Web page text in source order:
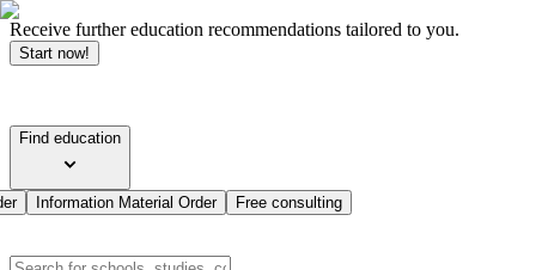
Receive further education recommendations tailored to you.
Start now!
Find education
Information Material Order Free consulting